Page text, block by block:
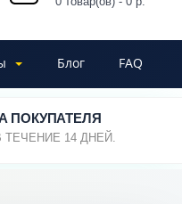
Блог FAQ
ПОКУПАТЕЛЯ
ТЕЧЕНИЕ 14 ДНЕЙ.